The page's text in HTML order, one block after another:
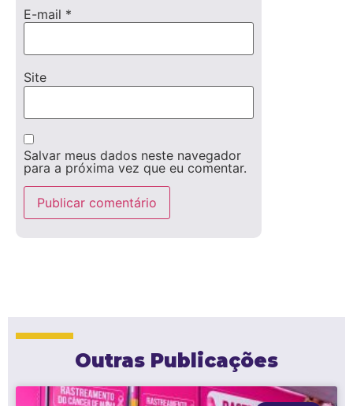
E-mail *
Site
Salvar meus dados neste navegador
para a próxima vez que eu comentar.
Outras Publicações